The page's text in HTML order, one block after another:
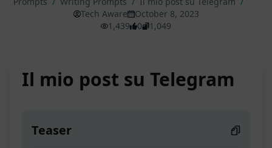
Tech Aware
October 8, 2023
1,439
0 1,049
Il mio post su Telegram
Teaser